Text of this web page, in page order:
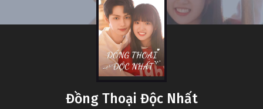
Đồng Thoại Độc Nhất